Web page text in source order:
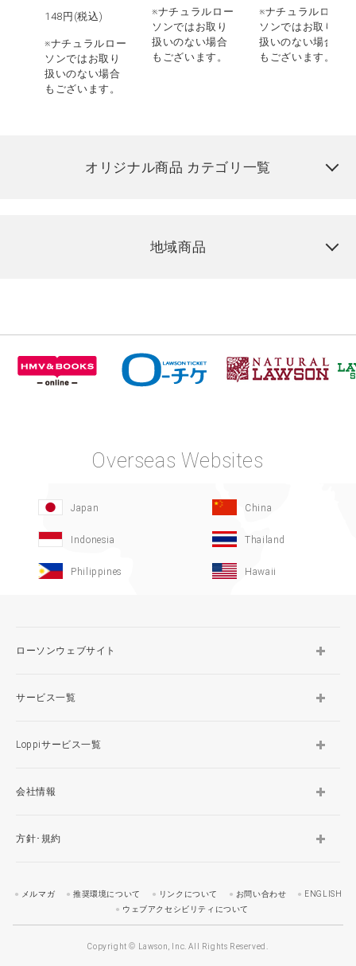
148 円(税込)
※ナチュラルロー
ソンではお取り
扱いのない場合
もございます。
※ナチュラルロー
ソンではお取り
扱いのない場合
もございます。
※ナチュラルロー
ソンではお取り
扱いのない場合
もございます。
オリジナル商品 カテゴリ一覧
地域商品
Overseas Websites
Japan China
Indonesia Thailand
Philippines Hawaii
ローソンウェブサイト
サービス一覧
Loppiサービス一覧
会社情報
方針･規約
メルマガ 推奨環境について リンクについて お問い合わせ
ENGLISH
ウェブアクセシビリティについて
Copyright © Lawson, Inc. All Rights Reserved.